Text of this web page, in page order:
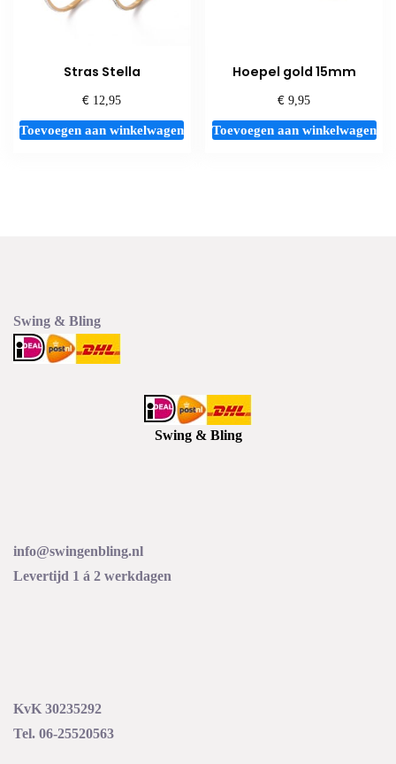
Stras Stella
€ 12,95
Toevoegen aan winkelwagen
Hoepel gold 15mm
€ 9,95
Toevoegen aan winkelwagen
Swing & Bling
Swing & Bling
info@swingenbling.nl
Levertijd 1 á 2 werkdagen
KvK 30235292
Tel. 06-25520563